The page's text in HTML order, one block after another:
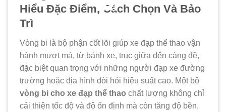
Hiểu Đặc Điểm, Cách Chọn Và Bảo
Trì
Vòng bi là bộ phận cốt lõi giúp xe đạp thể thao vận
hành mượt mà, từ bánh xe, trục giữa đến càng đề,
đặc biệt quan trọng với những người đạp xe đường
trường hoặc địa hình đòi hỏi hiệu suất cao. Một bộ
vòng bi cho xe đạp thể thao chất lượng không chỉ
cải thiện tốc độ và độ ổn định mà còn tăng độ bền,